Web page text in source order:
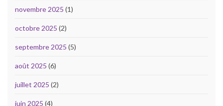
novembre 2025 (1)
octobre 2025 (2)
septembre 2025 (5)
août 2025 (6)
juillet 2025 (2)
juin 2025 (4)